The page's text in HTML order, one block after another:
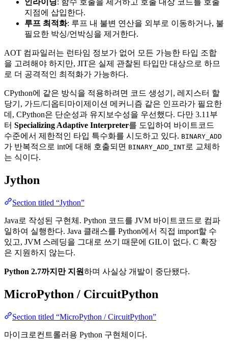
인라이닝: 함수 호출을 제거하고 호출 대상 코드를 호출
지점에 삽입한다.
루프 최적화: 루프 내 불변 연산을 외부로 이동하거나, 불
필요한 박싱/언박싱을 제거한다.
AOT 컴파일러는 런타임 정보가 없어 모든 가능한 타입 조합
을 고려해야 하지만, JIT은 실제 관찰된 타입만 대상으로 하므
로 더 공격적인 최적화가 가능하다.
CPython에 같은 방식을 적용하려면 코드 생성기, 레지스터 할
당기, 가드/디옵티마이제이션 메커니즘 같은 인프라가 필요한
데, CPython은 단순성과 유지보수성을 우선했다. 다만 3.11부
터 Specializing Adaptive Interpreter를 도입하여 바이트코드
수준에서 제한적인 타입 특수화를 시도하고 있다. BINARY_ADD
가 반복적으로 int에 대해 호출되면 BINARY_ADD_INT로 교체하
는 식이다.
Jython
Section titled “Jython”
Java로 작성된 구현체. Python 코드를 JVM 바이트코드로 컴파
일하여 실행한다. Java 클래스를 Python에서 직접 import할 수
있고, JVM 스레딩을 그대로 쓰기 때문에 GIL이 없다. C 확장
은 지원하지 않는다.
Python 2.7까지만 지원하며 사실상 개발이 중단됐다.
MicroPython / CircuitPython
Section titled “MicroPython / CircuitPython”
마이크로컨트롤러용 Python 구현체이다.